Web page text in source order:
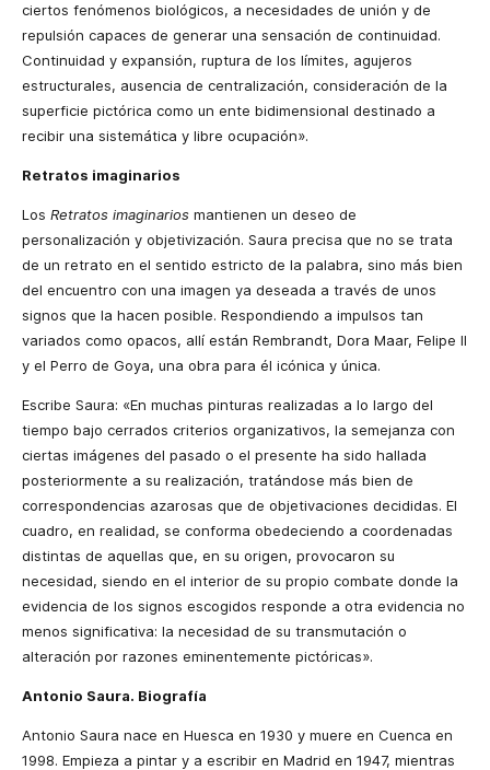
ciertos fenómenos biológicos, a necesidades de unión y de
repulsión capaces de generar una sensación de continuidad.
Continuidad y expansión, ruptura de los límites, agujeros
estructurales, ausencia de centralización, consideración de la
superficie pictórica como un ente bidimensional destinado a
recibir una sistemática y libre ocupación».
Retratos imaginarios
Los Retratos imaginarios mantienen un deseo de
personalización y objetivización. Saura precisa que no se trata
de un retrato en el sentido estricto de la palabra, sino más bien
del encuentro con una imagen ya deseada a través de unos
signos que la hacen posible. Respondiendo a impulsos tan
variados como opacos, allí están Rembrandt, Dora Maar, Felipe II
y el Perro de Goya, una obra para él icónica y única.
Escribe Saura: «En muchas pinturas realizadas a lo largo del
tiempo bajo cerrados criterios organizativos, la semejanza con
ciertas imágenes del pasado o el presente ha sido hallada
posteriormente a su realización, tratándose más bien de
correspondencias azarosas que de objetivaciones decididas. El
cuadro, en realidad, se conforma obedeciendo a coordenadas
distintas de aquellas que, en su origen, provocaron su
necesidad, siendo en el interior de su propio combate donde la
evidencia de los signos escogidos responde a otra evidencia no
menos significativa: la necesidad de su transmutación o
alteración por razones eminentemente pictóricas».
Antonio Saura. Biografía
Antonio Saura nace en Huesca en 1930 y muere en Cuenca en
1998. Empieza a pintar y a escribir en Madrid en 1947, mientras